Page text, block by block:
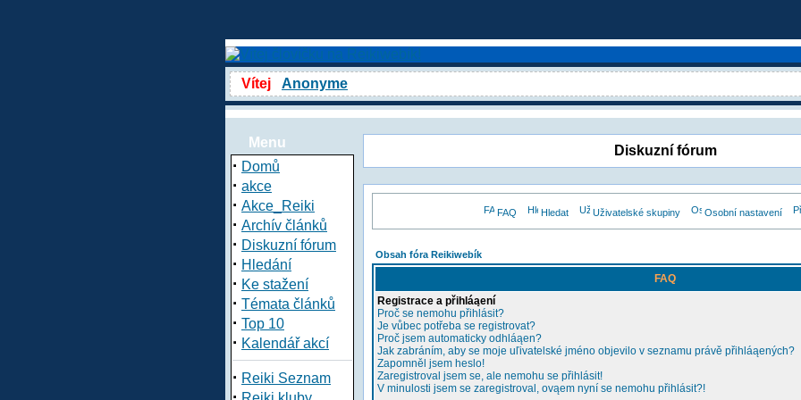
Vítej Anonyme
Menu
· Domů
· akce
· Akce_Reiki
· Archív článků
· Diskuzní fórum
· Hledání
· Ke stažení
· Témata článků
· Top 10
· Kalendář akcí
· Reiki Seznam
Diskuzní fórum
FAQ Hledat Uživatelské skupiny Osobní nastavení
Obsah fóra Reikiwebík
FAQ
Registrace a přihláąení
Proč se nemohu přihlásit?
Je vůbec potřeba se registrovat?
Proč jsem automaticky odhláąen?
Jak zabráním, aby se moje uľivatelské jméno objevilo v seznamu právě přihláąených?
Zapomněl jsem heslo!
Zaregistroval jsem se, ale nemohu se přihlásit!
V minulosti jsem se zaregistroval, ovąem nyní se nemohu přihlásit?!